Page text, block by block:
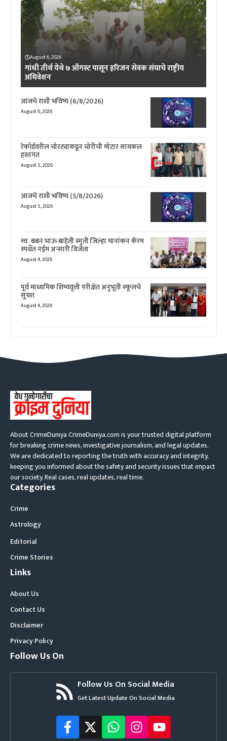
August 6, 2026
गांधी तीर्थ येथे ७ ऑगस्ट पासून हरिजन सेवक संघाचे राष्ट्रीय
अधिवेशन
आजचे राशी भविष्य (6/8/2026)
August 6, 2026
रेकॉर्डवरील चोरट्याकडून चोरीची मोटार सायकल
हस्तगत
August 5, 2026
आजचे राशी भविष्य (5/8/2026)
August 5, 2026
स्व. बबन भाऊ बाहेती स्मृती जिल्हा मानांकन कॅरम
स्पर्धेत नईम अन्सारी विजेता
August 4, 2026
पूर्व माध्यमिक शिष्यवृत्ती परीक्षेत अनुभूती स्कूलचे
सुयश
August 4, 2026
About CrimeDuniya CrimeDuniya.com is your trusted digital platform
for breaking crime news, investigative journalism, and legal updates.
We are dedicated to reporting the truth with accuracy and integrity,
keeping you informed about the safety and security issues that impact
our society. Real cases, real updates, real time.
Categories
Crime
Astrology
Editorial
Crime Stories
Links
About Us
Contact Us
Disclaimer
Privacy Policy
Follow Us On
Follow Us On Social Media
Get Latest Update On Social Media